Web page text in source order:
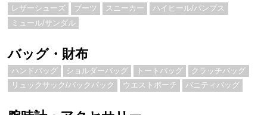
レザーシューズ ブーツ スニーカー
ハイヒール/パンプス
ミュール/サンダル
バッグ・財布
ハンドバッグ ショルダーバッグ トートバッグ
クラッチバッグ
リュックサック/バックパック
ウエストポーチ バニティバッグ